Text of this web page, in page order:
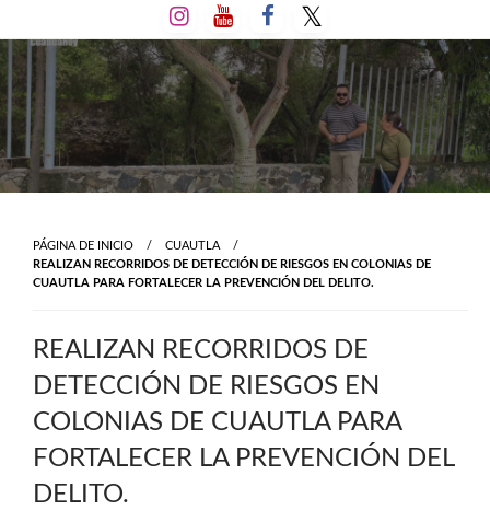
al
contenido
PÁGINA DE INICIO
CUAUTLA
REALIZAN RECORRIDOS DE DETECCIÓN DE RIESGOS EN COLONIAS DE
CUAUTLA PARA FORTALECER LA PREVENCIÓN DEL DELITO.
REALIZAN RECORRIDOS DE
DETECCIÓN DE RIESGOS EN
COLONIAS DE CUAUTLA PARA
FORTALECER LA PREVENCIÓN DEL
DELITO.